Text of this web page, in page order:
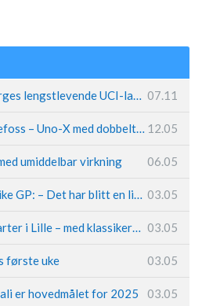
Fremtiden sikret for Norges lengstlevende UCI-lag – Kristoff trer inn i sentral rolle 07.11
Løland triumferte i Hønefoss – Uno-X med dobbeltslag på hjemmebane 12.05
umiddelbar virkning 06.05
Hungerholdt før Ringerike GP: – Det har blitt en livsstil 03.05
Tour de France 2025 starter i Lille – med klassikerpreg 03.05
første uke 03.05
er hovedmålet for 2025 03.05